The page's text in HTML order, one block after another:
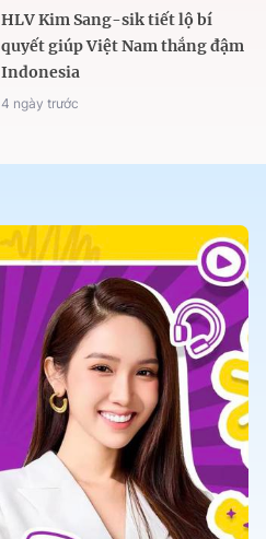
HLV Kim Sang-sik tiết lộ bí
quyết giúp Việt Nam thắng đậm
Indonesia
4 ngày trước